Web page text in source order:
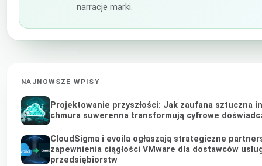
narracje marki.
NAJNOWSZE WPISY
Projektowanie przyszłości: Jak zaufana sztuczna
chmura suwerenna transformują cyfrowe
CloudSigma i evoila ogłaszają strategiczne
zapewnienia ciągłości VMware dla dostawców
przedsiębiorstw